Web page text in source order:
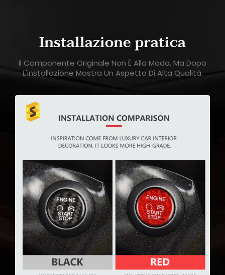
Installazione pratica
Il Componente Originale Non È Alla Moda, Ma Dopo
L'installazione Mostra Un Aspetto Di Alta Qualità.